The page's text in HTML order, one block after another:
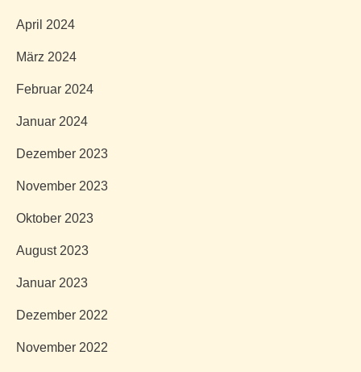
April 2024
März 2024
Februar 2024
Januar 2024
Dezember 2023
November 2023
Oktober 2023
August 2023
Januar 2023
Dezember 2022
November 2022